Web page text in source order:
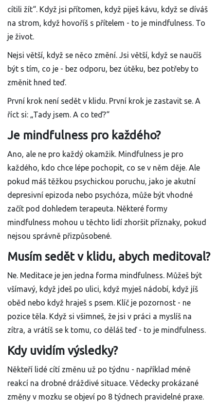
cítili žít“. Když jsi přítomen, když piješ kávu, když se díváš
na strom, když hovoříš s přítelem - to je mindfulness. To
je život.
Nejsi větší, když se něco změní. Jsi větší, když se naučíš
být s tím, co je - bez odporu, bez útěku, bez potřeby to
změnit hned teď.
První krok není sedět v klidu. První krok je zastavit se. A
říct si: „Tady jsem. A co teď?“
Je mindfulness pro každého?
Ano, ale ne pro každý okamžik. Mindfulness je pro
každého, kdo chce lépe pochopit, co se v něm děje. Ale
pokud máš těžkou psychickou poruchu, jako je akutní
depresivní epizoda nebo psychóza, může být vhodné
začít pod dohledem terapeuta. Některé formy
mindfulness mohou u těchto lidí zhoršit příznaky, pokud
nejsou správně přizpůsobené.
Musím sedět v klidu, abych meditoval?
Ne. Meditace je jen jedna forma mindfulness. Můžeš být
všímavý, když jdeš po ulici, když myješ nádobí, když jíš
oběd nebo když hraješ s psem. Klíč je pozornost - ne
pozice těla. Když si všimneš, že jsi v práci a myslíš na
zítra, a vrátíš se k tomu, co děláš teď - to je mindfulness.
Kdy uvidím výsledky?
Někteří lidé cítí změnu už po týdnu - například méně
reakcí na drobné dráždivé situace. Vědecky prokázané
změny v mozku se objeví po 8 týdnech pravidelné praxe.